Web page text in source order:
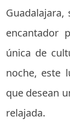
Guadalajara,
encantador
única de
noche, este
que desean
relajada.